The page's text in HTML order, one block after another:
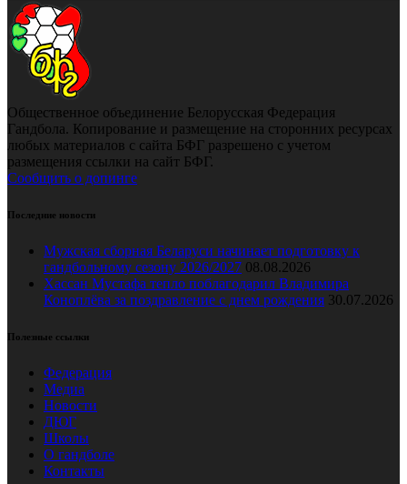
Общественное объединение Белорусская Федерация
Гандбола. Копирование и размещение на сторонних ресурсах
любых материалов с сайта БФГ разрешено с учетом
размещения ссылки на сайт БФГ.
Сообщить о допинге
Последние новости
Мужская сборная Беларуси начинает подготовку к
гандбольному сезону 2026/2027 08.08.2026
Хассан Мустафа тепло поблагодарил Владимира
Коноплёва за поздравление с днем рождения 30.07.2026
Полезные ссылки
Федерация
Медиа
Новости
ДЮГ
Школы
О гандболе
Контакты